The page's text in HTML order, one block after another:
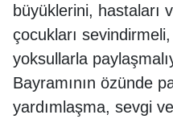
büyüklerini, hastaları
çocukları
yoksullarla
Bayramının özünde
yardımlaşma, sevgi